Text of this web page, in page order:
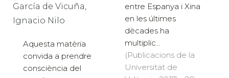
García de Vicuña,
Ignacio Nilo
Aquesta matèria
convida a prendre
consciència del
entre Espanya i Xina
en les últimes
dècades ha
multiplic...
(Publicacions de la
Universitat de